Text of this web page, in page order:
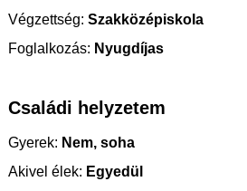
Végzettség: Szakközépiskola
Foglalkozás: Nyugdíjas
Családi helyzetem
Gyerek: Nem, soha
Akivel élek: Egyedül